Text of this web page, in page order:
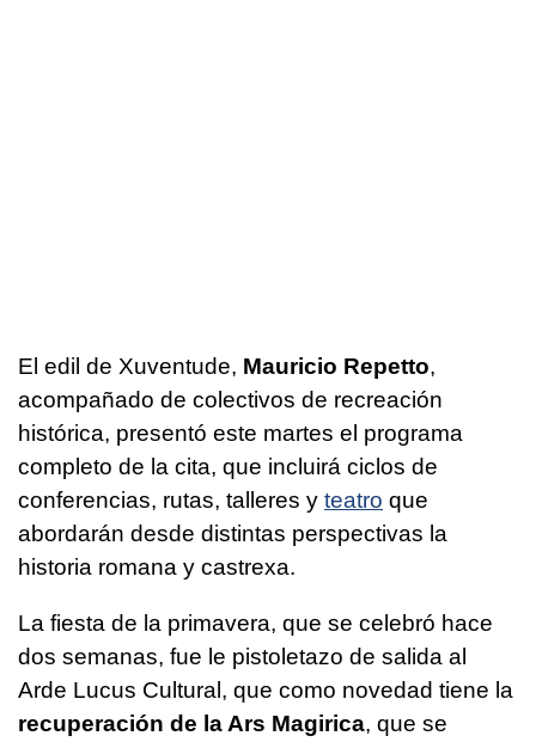
El edil de Xuventude, Mauricio Repetto,
acompañado de colectivos de recreación
histórica, presentó este martes el programa
completo de la cita, que incluirá ciclos de
conferencias, rutas, talleres y teatro que
abordarán desde distintas perspectivas la
historia romana y castrexa.
La fiesta de la primavera, que se celebró hace
dos semanas, fue le pistoletazo de salida al
Arde Lucus Cultural, que como novedad tiene la
recuperación de la Ars Magirica, que se